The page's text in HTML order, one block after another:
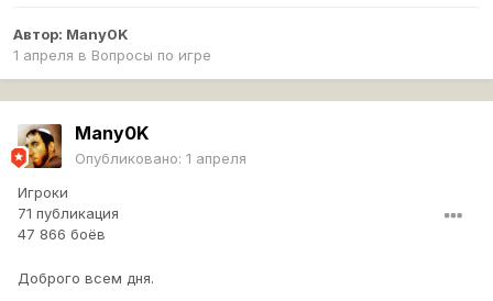
Автор: Many0K
1 апреля в Вопросы по игре
Many0K
Опубликовано: 1 апреля
Игроки
71 публикация
47 866 боёв
Доброго всем дня.